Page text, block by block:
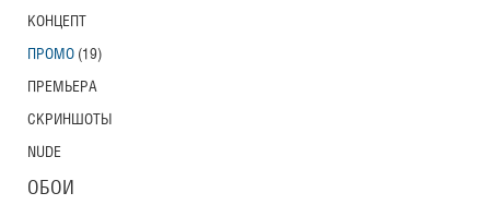
КОНЦЕПТ
ПРОМО (19)
ПРЕМЬЕРА
СКРИНШОТЫ
NUDE
ОБОИ